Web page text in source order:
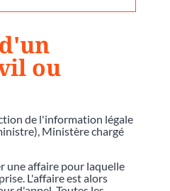
ou
de l'information légale
Ministère chargé
une affaire pour laquelle
L'affaire est alors